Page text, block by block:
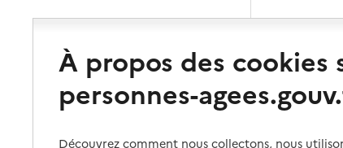
À propos des cookies
personnes-
Découvrez comment nous collectons, nous